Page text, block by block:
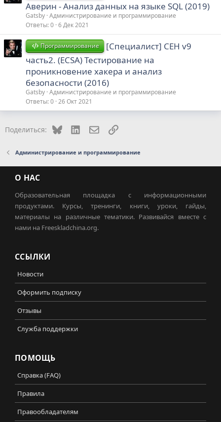
Аверин - Анализ данных на языке SQL (2019)
Gatsby Администрирование и программирование
Ответы 0 6 Дек 2021
Программирование
[Специалист] CEH v9
часть2. (ECSA) Тестирование на
проникновение хакера и анализ
безопасности (2016)
Gatsby Администрирование и программирование
Ответы 0 26 Окт 2021
Поделиться: Bluesky LinkedInЭлектронная почта
Ссылка
Администрирование и программирование
О НАС
Образовательная площадка с информационными
продуктами. Курсы, тренинги, книги, уроки, гайды,
материалы на различные тематики. Развивайся вместе с
нами на Freeskladchina.org.
ССЫЛКИ
Новости
Оформить подписку
Отзывы
Служба поддержки
ПОМОЩЬ
Справка (FAQ)
Правила
Правообладателям